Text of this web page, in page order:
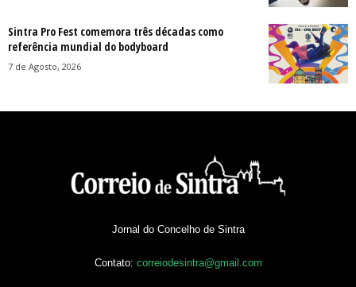
Sintra Pro Fest comemora três décadas como
referência mundial do bodyboard
7 de Agosto, 2026
Jornal do Concelho de Sintra
Contato: correiodesintra@gmail.com